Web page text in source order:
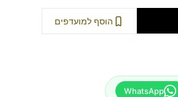
הוסף למועדפים
WhatsApp